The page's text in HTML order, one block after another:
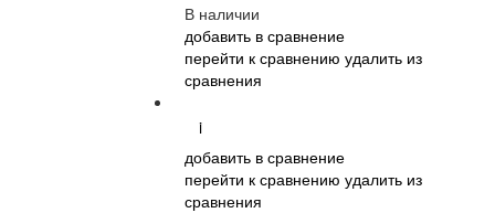
В наличии
добавить в сравнение
перейти к сравнению удалить из
сравнения
i
добавить в сравнение
перейти к сравнению удалить из
сравнения